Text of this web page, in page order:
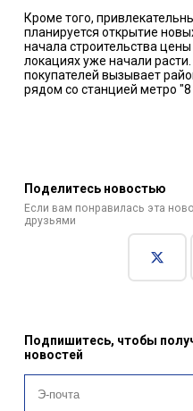
Кроме того,
планируется открытие
начала строительства
локациях уже начали
покупателей вызывает
рядом со станцией метро
Поделитесь новостью
Если вам понравилась эта
друзьями
Подпишитесь, чтобы
новостей